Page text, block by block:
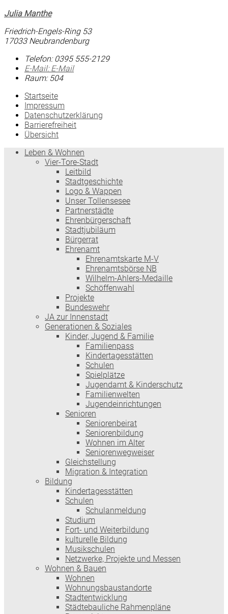
Julia Manthe
Friedrich-Engels-Ring 53
17033 Neubrandenburg
Telefon:0395 555-2129
E-Mail: E-Mail
Raum: 504
Startseite
Impressum
Datenschutzerklärung
Barrierefreiheit
Übersicht
Leben & Wohnen
Vier-Tore-Stadt
Leitbild
Stadtgeschichte
Logo & Wappen
Unser Tollensesee
Partnerstädte
Ehrenbürgerschaft
Stadtjubiläum
Bürgerrat
Ehrenamt
Ehrenamtskarte M-V
Ehrenamtsbörse NB
Wilhelm-Ahlers-Medaille
Schöffenwahl
Projekte
Bundeswehr
JA zur Innenstadt
Generationen & Soziales
Kinder, Jugend & Familie
Familienpass
Kindertages­stätten
Schulen
Spielplätze
Jugendamt & Kinderschutz
Familienwelten
Jugendeinrichtungen
Senioren
Seniorenbeirat
Seniorenbildung
Wohnen im Alter
Seniorenwegweiser
Gleichstellung
Migration & Integration
Bildung
Kindertagesstätten
Schulen
Schulanmeldung
Studium
Fort- und Weiterbildung
kulturelle Bildung
Musikschulen
Netzwerke, Projekte und Messen
Wohnen & Bauen
Wohnen
Wohnungsbaustandorte
Stadtentwicklung
Städtebauliche Rahmenpläne